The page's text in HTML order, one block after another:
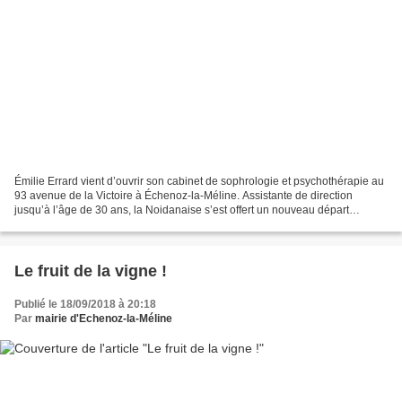
Émilie Errard vient d’ouvrir son cabinet de sophrologie et psychothérapie au
93 avenue de la Victoire à Échenoz-la-Méline. Assistante de direction
jusqu’à l’âge de 30 ans, la Noidanaise s’est offert un nouveau départ
Le fruit de la vigne !
Publié le 18/09/2018 à 20:18
Par mairie d'Echenoz-la-Méline